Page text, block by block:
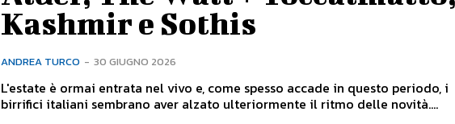
Kashmir e Sothis
ANDREA TURCO - 30 GIUGNO 2026
L'estate è ormai entrata nel vivo e, come spesso accade in questo periodo, i
birrifici italiani sembrano aver alzato ulteriormente il ritmo delle novità....